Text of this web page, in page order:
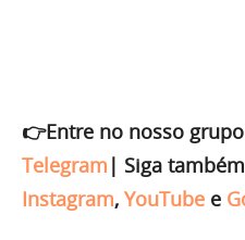
👉Entre no nosso
Telegram | Siga
Instagram, YouTube e